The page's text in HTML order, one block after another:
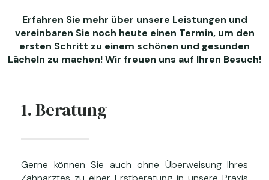
Erfahren Sie mehr über unsere Leistungen und
vereinbaren Sie noch heute einen Termin, um den
ersten Schritt zu einem schönen und gesunden
Lächeln zu machen! Wir freuen uns auf Ihren Besuch!
1. Beratung
Gerne können Sie auch ohne Überweisung Ihres